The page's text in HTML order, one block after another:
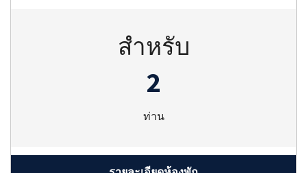
สำหรับ
2
ท่าน